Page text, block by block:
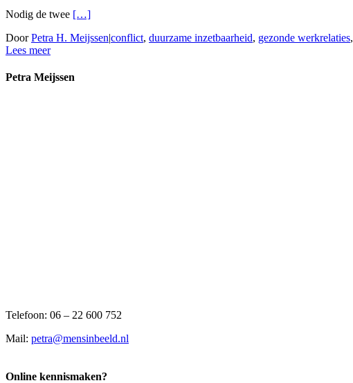
Nodig de twee […]
DoorPetra H. Meijssen|conflict, duurzame inzetbaarheid, gezonde werkrelaties,
Lees meer
Petra Meijssen
Telefoon: 06 – 22 600 752
Mail: petra@mensinbeeld.nl
Online kennismaken?